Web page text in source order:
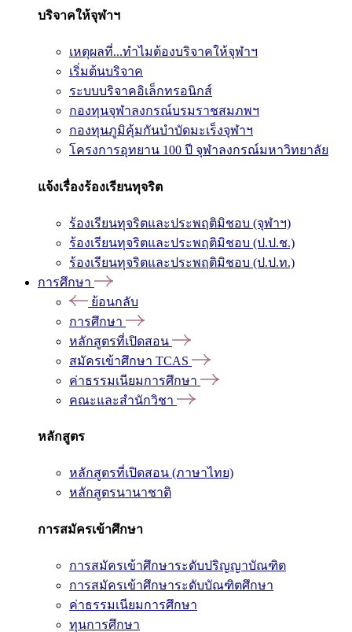
บริจาคให้จุฬาฯ
เหตุผลที่...ทำไมต้องบริจาคให้จุฬาฯ
เริ่มต้นบริจาค
ระบบบริจาคอิเล็กทรอนิกส์
กองทุนจุฬาลงกรณ์บรมราชสมภพฯ
กองทุนภูมิคุ้มกันบำบัดมะเร็งจุฬาฯ
โครงการอุทยาน 100 ปี จุฬาลงกรณ์มหาวิทยาลัย
แจ้งเรื่องร้องเรียนทุจริต
ร้องเรียนทุจริตและประพฤติมิชอบ (จุฬาฯ)
ร้องเรียนทุจริตและประพฤติมิชอบ (ป.ป.ช.)
ร้องเรียนทุจริตและประพฤติมิชอบ (ป.ป.ท.)
การศึกษา
ย้อนกลับ
การศึกษา
หลักสูตรที่เปิดสอน
สมัครเข้าศึกษา TCAS
ค่าธรรมเนียมการศึกษา
คณะและสำนักวิชา
หลักสูตร
หลักสูตรที่เปิดสอน (ภาษาไทย)
หลักสูตรนานาชาติ
การสมัครเข้าศึกษา
การสมัครเข้าศึกษาระดับปริญญาบัณฑิต
การสมัครเข้าศึกษาระดับบัณฑิตศึกษา
ค่าธรรมเนียมการศึกษา
ทุนการศึกษา